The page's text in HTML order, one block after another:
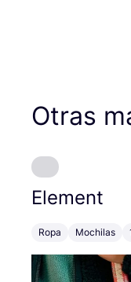
Otras
Element
Ropa Mochilas